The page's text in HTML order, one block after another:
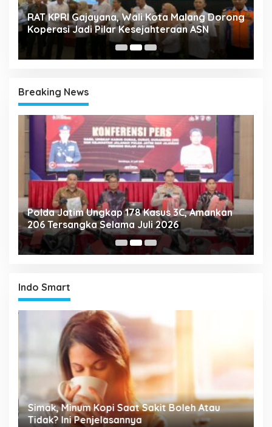
RAT KPRI Gajayana, Wali Kota Malang Dorong
Koperasi Jadi Pilar Kesejahteraan ASN
Breaking News
Polda Jatim Ungkap 178 Kasus 3C, Amankan
206 Tersangka Selama Juli 2026
Indo Smart
Simak, Minum Kopi Saat Sakit Boleh Atau
Tidak? Ini Penjelasannya